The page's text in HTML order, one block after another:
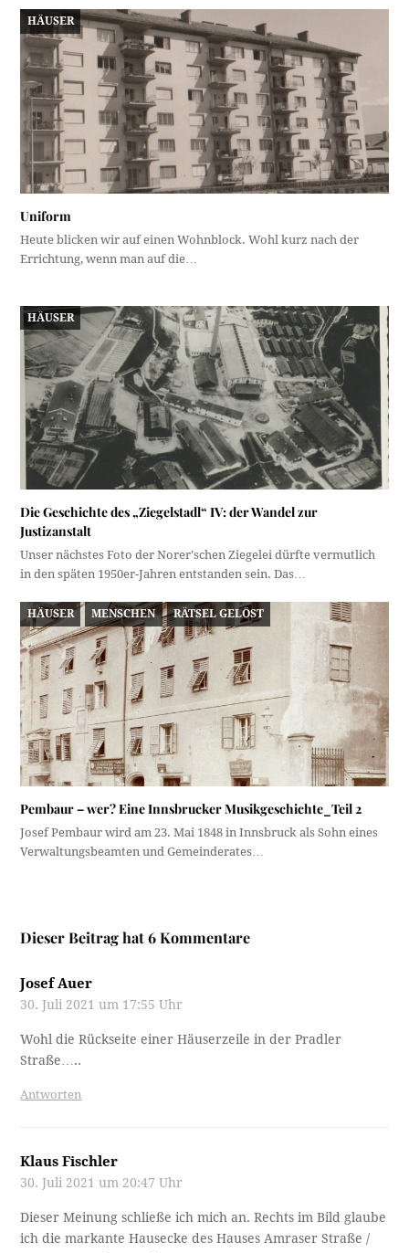
HÄUSER
Uniform
Heute blicken wir auf einen Wohnblock. Wohl kurz nach der
Errichtung, wenn man auf die…
HÄUSER
Die Geschichte des „Ziegelstadl“ IV: der Wandel zur
Justizanstalt
Unser nächstes Foto der Norer'schen Ziegelei dürfte vermutlich
in den späten 1950er-Jahren entstanden sein. Das…
HÄUSER MENSCHEN RÄTSEL GELÖST
Pembaur – wer? Eine Innsbrucker Musikgeschichte_Teil 2
Josef Pembaur wird am 23. Mai 1848 in Innsbruck als Sohn eines
Verwaltungsbeamten und Gemeinderates…
Dieser Beitrag hat 6 Kommentare
Josef Auer
30. Juli 2021 um 17:55 Uhr
Wohl die Rückseite einer Häuserzeile in der Pradler
Straße…..
Antworten
Klaus Fischler
30. Juli 2021 um 20:47 Uhr
Dieser Meinung schließe ich mich an. Rechts im Bild glaube
ich die markante Hausecke des Hauses Amraser Straße /